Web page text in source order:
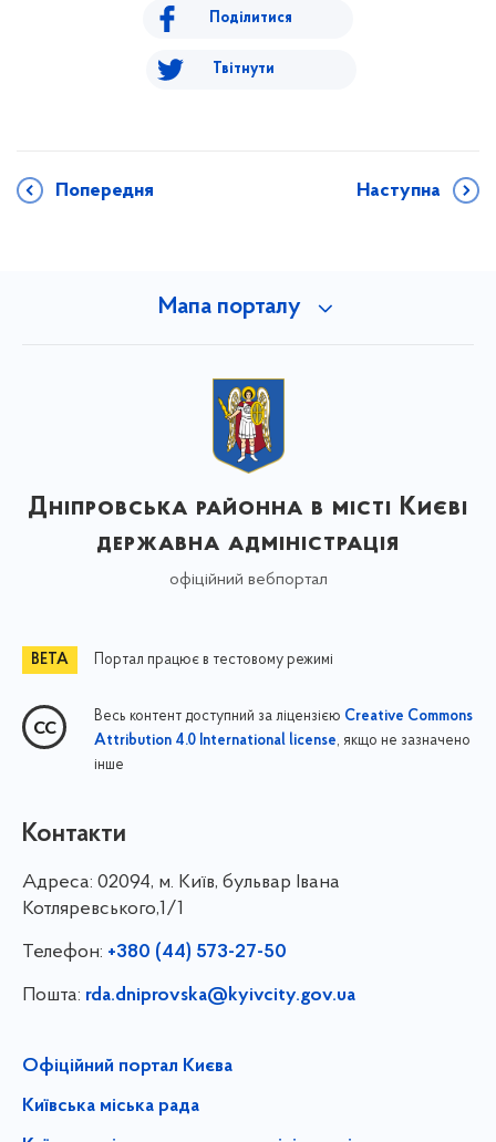
Поділитися
Твітнути
Попередня Наступна
Мапа порталу
Дніпровська районна в місті Києві
державна адміністрація
офіційний вебпортал
Портал працює в тестовому режимі
Весь контент доступний за ліцензією Creative Commons
Attribution 4.0 International license, якщо не зазначено
інше
Контакти
Адреса: 02094, м. Київ, бульвар Івана
Котляревського,1/1
Телефон: +380 (44) 573-27-50
Пошта: rda.dniprovska@kyivcity.gov.ua
Офіційний портал Києва
Київська міська рада